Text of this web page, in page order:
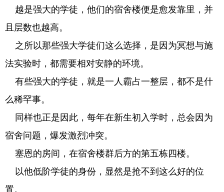
越是强大的学徒，他们的宿舍楼便是愈发靠里，并
且层数也越高。
之所以那些强大学徒们这么选择，是因为冥想与施
法实验时，都需要相对安静的环境。
有些强大的学徒，就是一人霸占一整层，都不是什
么稀罕事。
同样也正是因此，每年在新生初入学时，总会因为
宿舍问题，爆发激烈冲突。
塞恩的房间，在宿舍楼群后方的第五栋四楼。
以他低阶学徒的身份，显然是抢不到这么好的位
置。